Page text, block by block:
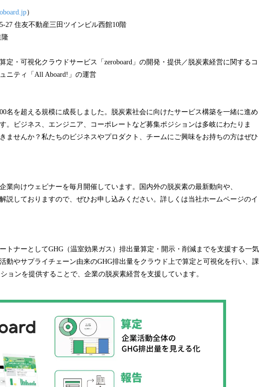
）
27 住友不動産三田ツインビル西館10階
定・可視化クラウドサービス「zeroboard」の開発・提供／脱炭素経営に関するコ
ニティ「All Aboard!」の運営
名を超える規模に成長しました。脱炭素社会に向けたサービス構築を一緒に進め
。ビジネス、エンジニア、コーポレートなど募集ポジションは多岐にわたりま
ませんか？私たちのビジネスやプロダクト、チームにご興味をお持ちの方はぜひ
業向けウェビナーを毎月開催しています。国内外の脱炭素の最新動向や、
解説しておりますので、ぜひお申し込みください。詳しくは当社ホームページのイ
ートナーとしてGHG（温室効果ガス）排出量算定・開示・削減までを支援する一気
動やサプライチェーン由来のGHG排出量をクラウド上で算定と可視化を行い、課
ョンを提供することで、企業の脱炭素経営を支援しています。